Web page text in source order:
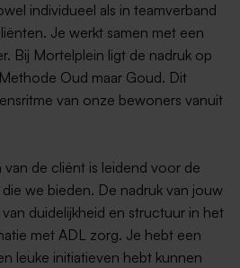
individueel als in teamverband
Je werkt samen met een
Bij Mortelplein ligt de nadruk op
Oud maar Goud. Dit
van onze bewoners vanuit
de cliënt is leidend voor de
we bieden. De nadruk van jouw
duidelijkheid en structuur in het
met ADL zorg. Je hebt een
leuke initiatieven hebt kunnen